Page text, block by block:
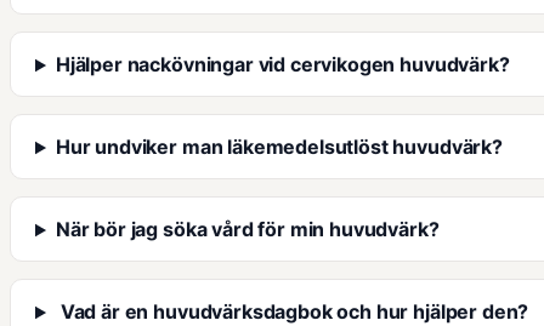
Hjälper nackövningar vid cervikogen huvudvärk?
Hur undviker man läkemedelsutlöst huvudvärk?
När bör jag söka vård för min huvudvärk?
Vad är en huvudvärksdagbok och hur hjälper den?